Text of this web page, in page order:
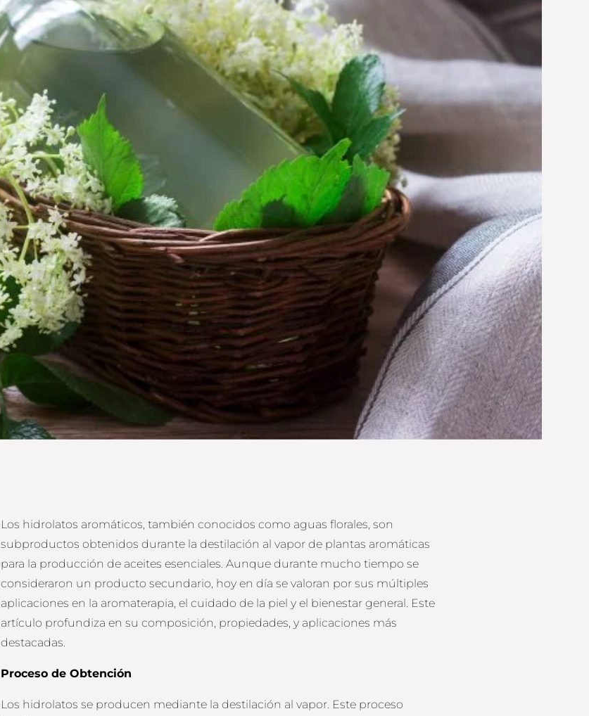
Los hidrolatos aromáticos, también conocidos como aguas florales, son
subproductos obtenidos durante la destilación al vapor de plantas aromáticas
para la producción de aceites esenciales. Aunque durante mucho tiempo se
consideraron un producto secundario, hoy en día se valoran por sus múltiples
aplicaciones en la aromaterapia, el cuidado de la piel y el bienestar general. Este
artículo profundiza en su composición, propiedades, y aplicaciones más
destacadas.
Proceso de Obtención
Los hidrolatos se producen mediante la destilación al vapor. Este proceso